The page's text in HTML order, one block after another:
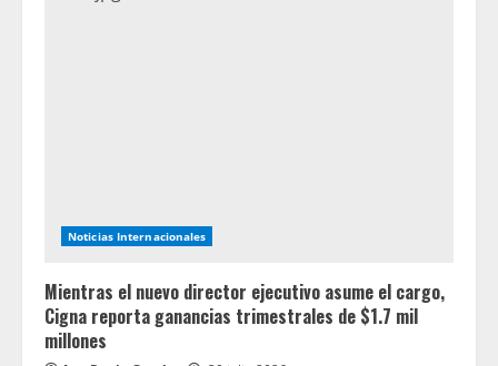
Noticias Internacionales
Mientras el nuevo director ejecutivo asume el cargo,
Cigna reporta ganancias trimestrales de $1.7 mil
millones